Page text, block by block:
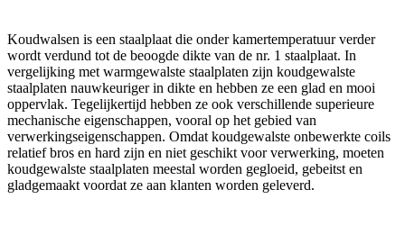
Koudwalsen is een staalplaat die onder kamertemperatuur verder
wordt verdund tot de beoogde dikte van de nr. 1 staalplaat. In
vergelijking met warmgewalste staalplaten zijn koudgewalste
staalplaten nauwkeuriger in dikte en hebben ze een glad en mooi
oppervlak. Tegelijkertijd hebben ze ook verschillende superieure
mechanische eigenschappen, vooral op het gebied van
verwerkingseigenschappen. Omdat koudgewalste onbewerkte coils
relatief bros en hard zijn en niet geschikt voor verwerking, moeten
koudgewalste staalplaten meestal worden gegloeid, gebeitst en
gladgemaakt voordat ze aan klanten worden geleverd.